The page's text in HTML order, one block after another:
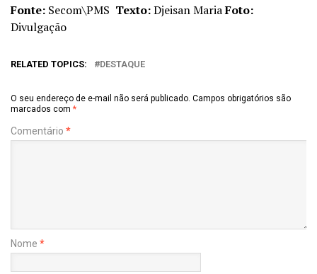
Fonte: Secom\PMS Texto:Djeisan MariaFoto:
Divulgação
RELATED TOPICS: DESTAQUE
O seu endereço de e-mail não será publicado. Campos obrigatórios são
marcados com *
Comentário *
Nome *